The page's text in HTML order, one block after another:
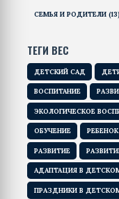
СЕМЬЯ И РОДИТЕЛИ (13)
ТЕГИ ВЕС
ДЕТСКИЙ САД
ВОСПИТАНИЕ
ЭКОЛОГИЧЕСКОЕ
ОБУЧЕНИЕ РЕБЕНОК
РАЗВИТИЕ
АДАПТАЦИЯ В
ПРАЗДНИКИ В